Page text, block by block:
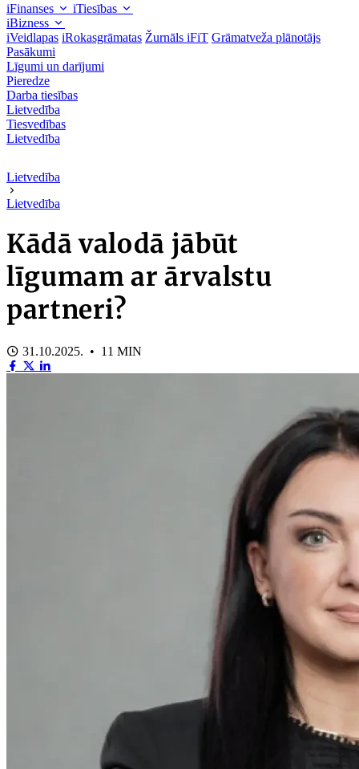
iFinanses
iTiesības
iBizness
iVeidlapas iRokasgrāmatas Žurnāls iFiT Grāmatveža plānotājs
Pasākumi
Līgumi un darījumi
Pieredze
Darba tiesības
Lietvedība
Tiesvedības
Lietvedība
Lietvedība
Lietvedība
Kādā valodā jābūt
līgumam ar ārvalstu
partneri?
31.10.2025. • 11 MIN